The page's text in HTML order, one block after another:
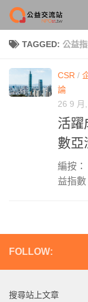
Skip to content
TAGGED: 公益
CSR /
論
26 9 月
活躍
數亞
編按
益指
FOLLOW:
搜尋站上文章